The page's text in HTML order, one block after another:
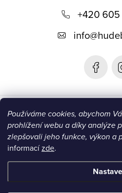
Používáme cookies, abychom
prohlížení webu a díky analýze
zlepšovali jeho funkce, výkon a
informacízde.
+420
info@
Informace
Blog
Instagram